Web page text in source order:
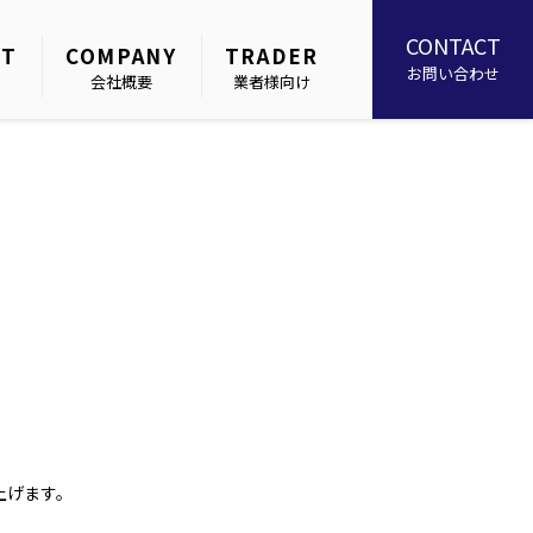
COMPANY
会社概要
TRADER
業者様向け
CONTACT
お問い合わせ
ます。